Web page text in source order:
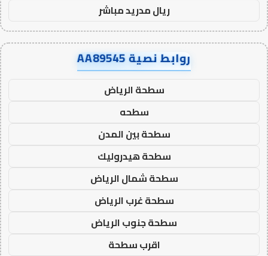
ريال مدريد مباشر
روابط نصية AA89545
سطحة الرياض
سطحه
سطحة بين المدن
سطحة هيدروليك
سطحة شمال الرياض
سطحة غرب الرياض
سطحة جنوب الرياض
اقرب سطحة